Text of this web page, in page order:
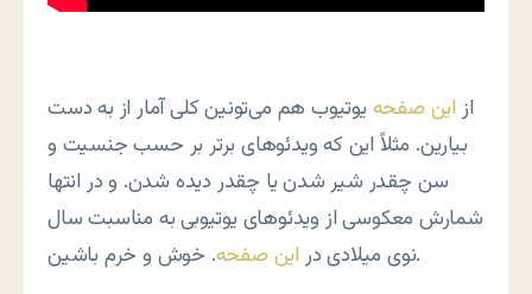
از این صفحه یوتیوب هم می‌تونین کلی آمار از به دست
بیارین. مثلاً این که ویدئوهای برتر بر حسب جنسیت و
سن چقدر شیر شدن یا چقدر دیده شدن. و در انتها
شمارش معکوسی از ویدئوهای یوتیوبی به مناسبت سال
نوی میلادی در این صفحه . خوش و خرم باشین.